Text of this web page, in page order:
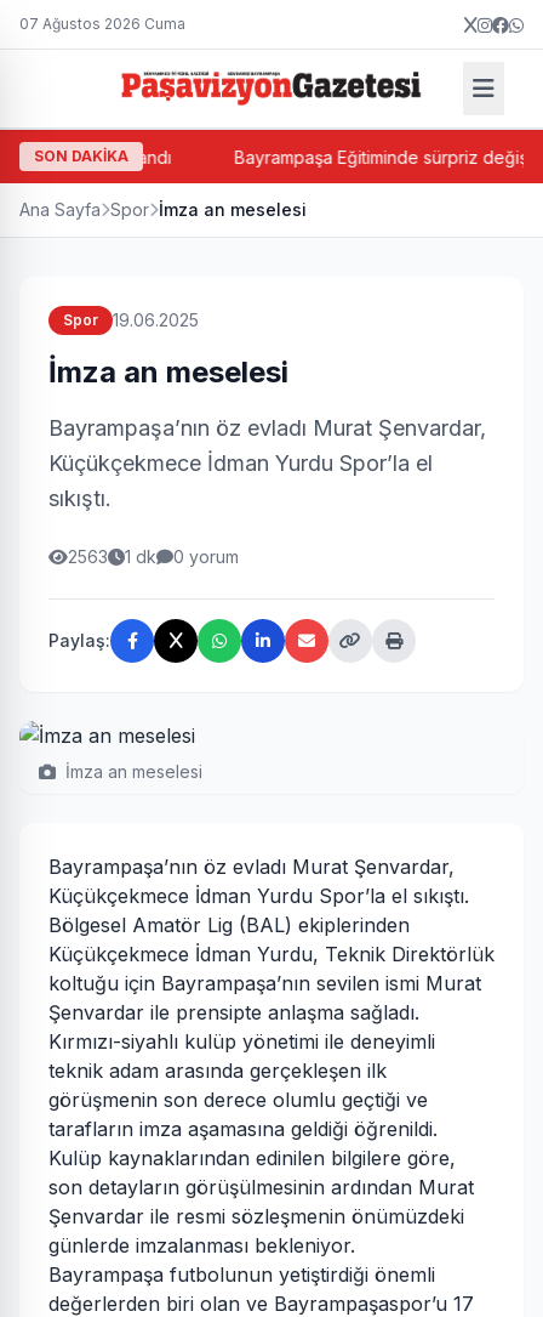
07 Ağustos 2026 Cuma
SON DAKİKA
Balkan atandı Bayrampaşa Eğitiminde sürpriz değişim!
Ana Sayfa Spor İmza an meselesi
Spor 19.06.2025
İmza an meselesi
Bayrampaşa’nın öz evladı Murat Şenvardar,
Küçükçekmece İdman Yurdu Spor’la el
sıkıştı.
2563 1 dk 0 yorum
Paylaş:
İmza an meselesi
Bayrampaşa’nın öz evladı Murat Şenvardar,
Küçükçekmece İdman Yurdu Spor’la el sıkıştı.
Bölgesel Amatör Lig (BAL) ekiplerinden
Küçükçekmece İdman Yurdu, Teknik Direktörlük
koltuğu için Bayrampaşa’nın sevilen ismi Murat
Şenvardar ile prensipte anlaşma sağladı.
Kırmızı-siyahlı kulüp yönetimi ile deneyimli
teknik adam arasında gerçekleşen ilk
görüşmenin son derece olumlu geçtiği ve
tarafların imza aşamasına geldiği öğrenildi.
Kulüp kaynaklarından edinilen bilgilere göre,
son detayların görüşülmesinin ardından Murat
Şenvardar ile resmi sözleşmenin önümüzdeki
günlerde imzalanması bekleniyor.
Bayrampaşa futbolunun yetiştirdiği önemli
değerlerden biri olan ve Bayrampaşaspor’u 17